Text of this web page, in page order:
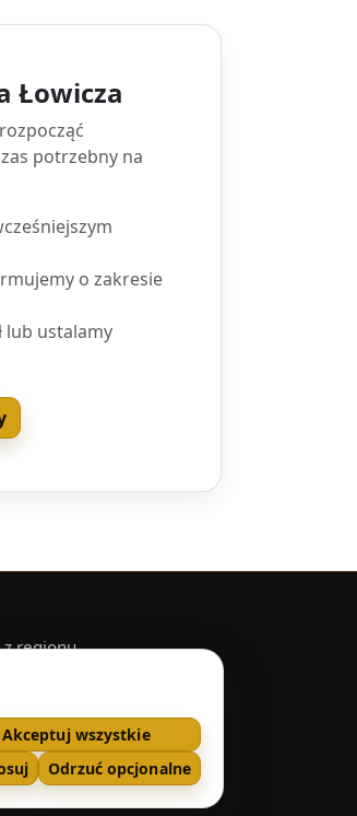
Łowicza
potrzebny na
o zakresie
lub ustalamy
z regionu.
•Ustawienia cookies
Akceptuj wszystkie
Odrzuć opcjonalne